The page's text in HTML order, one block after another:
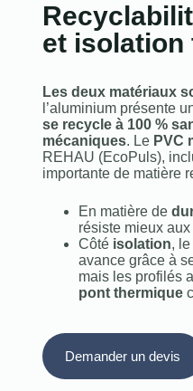
et isolation
Les deux matériaux
l’aluminium présente
se recycle à 100 %
mécaniques. Le PVC
REHAU (EcoPuls),
importante de matière
En matière de
résiste mieux
Côté isolation,
avance grâce à
mais les profilés
pont thermique
Demander un devis